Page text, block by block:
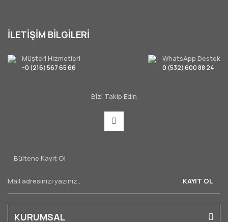
İLETİŞİM BİLGİLERİ
Müşteri Hizmetleri
-0 (216) 567 65 66
WhatsApp Destek
0 (532) 600 88 24
Bizi Takip Edin
Bültene Kayıt Ol
KAYIT OL
KURUMSAL